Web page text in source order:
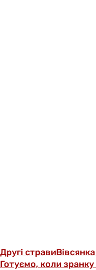
Другі страви
Готуємо, коли